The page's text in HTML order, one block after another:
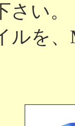
い。
ルを、